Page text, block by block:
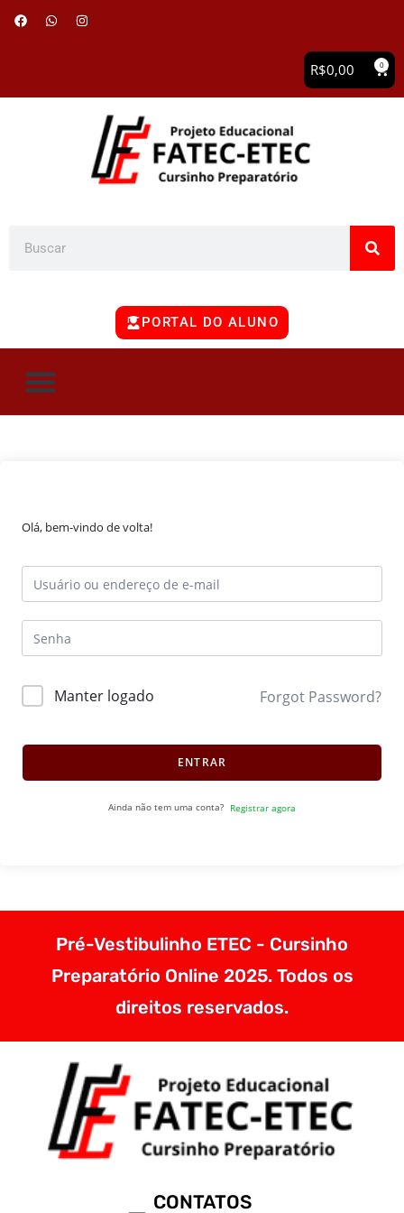
R$0,00 0
PORTAL DO ALUNO
Olá, bem-vindo de volta!
Manter logado Forgot Password?
ENTRAR
Ainda não tem uma conta? Registrar agora
Pré-Vestibulinho ETEC - Cursinho
Preparatório Online 2025. Todos os
direitos reservados.
CONTATOS